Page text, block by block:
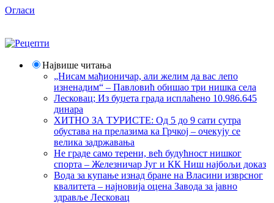
Огласи
Највише читања
„Нисам мађионичар, али желим да вас лепо
изненадим“ – Павловић обишао три нишка села
Лесковац; Из буџета града исплаћено 10.986.645
динара
ХИТНО ЗА ТУРИСТЕ: Од 5 до 9 сати сутра
обустава на прелазима ка Грчкој – очекују се
велика задржавања
Не граде само терени, већ будућност нишког
спорта – Железничар Југ и КК Ниш најбољи доказ
Вода за купање изнад бране на Власини изврсног
квалитета – најновија оцена Завода за јавно
здравље Лесковац